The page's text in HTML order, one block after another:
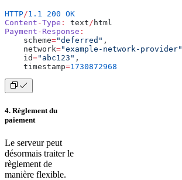
HTTP/1.1 200 OK
Content -Type : text / html
Payment - Response :
    scheme
="deferred" ,
    network
="example-network-provider"
    id
="abc123" ,
    timestamp
=1730872968
4. Règlement du
paiement
Le serveur peut
désormais traiter le
règlement de
manière flexible.